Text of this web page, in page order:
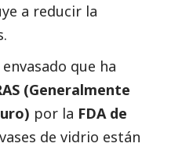
a reducir la
que ha
(Generalmente
por la FDA de
de vidrio están